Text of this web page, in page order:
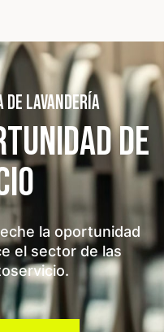
DE LAVANDERÍA
DE
la oportunidad
el sector de las